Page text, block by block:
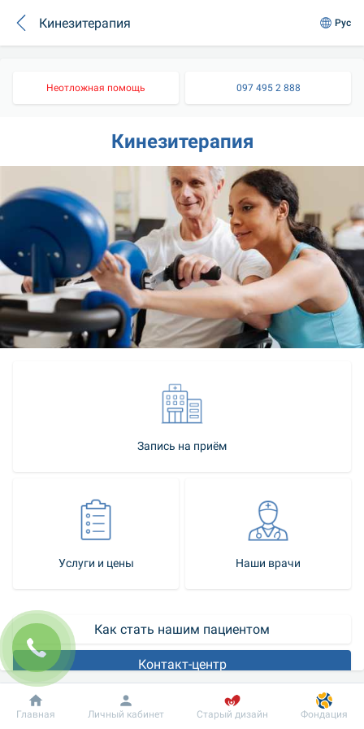
Кинезитерапия Рус
Неотложная помощь 097 495 2 888
Кинезитерапия
Запись на приём
Услуги и цены Наши врачи
Как стать нашим пациентом
Контакт-центр
Кинезитерапия («лечение движением») – эффективный метод
Добробут Информация Пациенту
Главная Личный кабинет Старый дизайн Фондация